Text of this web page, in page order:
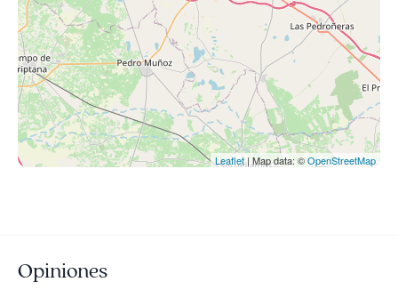
Leaflet| Map data: ©OpenStreetMap
Opiniones